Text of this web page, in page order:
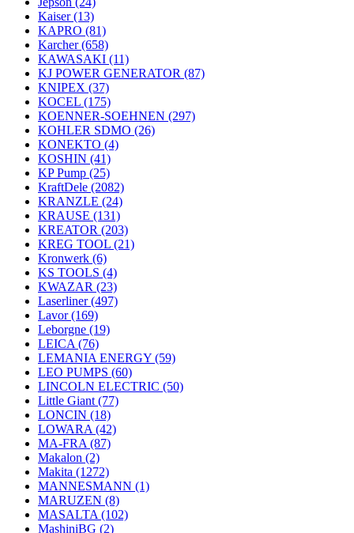
Kaiser(13)
KAPRO (81)
Karcher(658)
KAWASAKI (11)
KJ POWER GENERATOR (87)
KNIPEX (37)
KOCEL (175)
KOENNER-SOEHNEN (297)
KOHLER SDMO (26)
KONEKTO (4)
KOSHIN (41)
KP Pump (25)
KraftDele (2082)
KRANZLE (24)
KRAUSE (131)
KREATOR (203)
KREG TOOL (21)
Kronwerk (6)
KS TOOLS (4)
KWAZAR (23)
Laserliner(497)
Lavor(169)
Leborgne (19)
LEICA (76)
LEMANIA ENERGY (59)
LEO PUMPS (60)
LINCOLN ELECTRIC (50)
Little Giant (77)
LONCIN (18)
LOWARA (42)
MA-FRA (87)
Makalon (2)
Makita (1272)
MANNESMANN (1)
MARUZEN (8)
MASALTA (102)
MashiniBG (2)